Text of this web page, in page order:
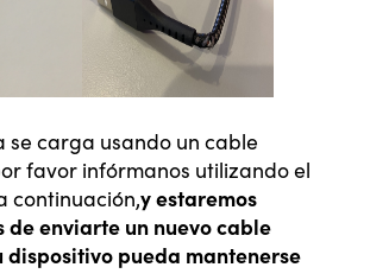
se carga usando un cable
favor infórmanos utilizando el
continuación,y estaremos
de enviarte un nuevo cable
dispositivo pueda mantenerse